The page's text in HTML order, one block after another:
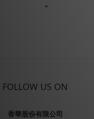
FOLLOW US ON
香華股份有限公司